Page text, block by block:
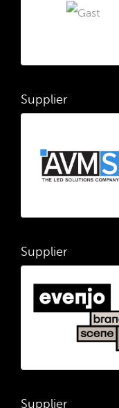
Supplier
Supplier
Supplier